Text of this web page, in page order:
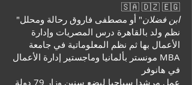
🇸🇦 🇩🇿 🇪🇬
"
ابن فضلان" أو مصطفى فاروق رحالة ومحلل
نظم ولد بالقاهرة درس المصريات وإدارة
الأعمال بها ثم نظم المعلوماتية في جامعة
مونستر بألمانيا وماجستير إدارة الأعمال MBA
في هانوفر
عمل مرشدا سياحيا لبضع سنين وزار 79 دولة